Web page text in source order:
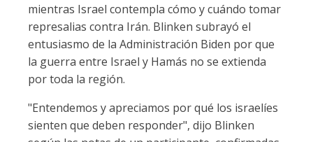
mientras Israel contempla cómo y cuándo tomar
represalias contra Irán. Blinken subrayó el
entusiasmo de la Administración Biden por que
la guerra entre Israel y Hamás no se extienda
por toda la región.
"Entendemos y apreciamos por qué los israelíes
sienten que deben responder", dijo Blinken